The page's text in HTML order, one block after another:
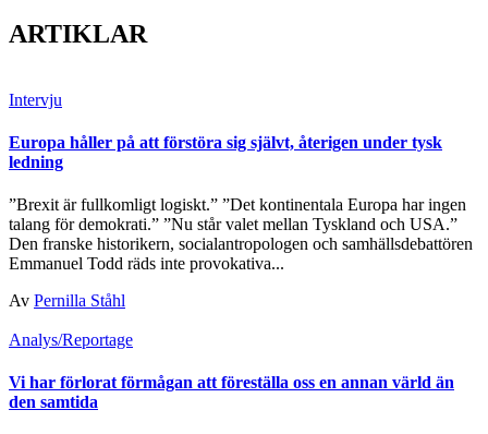
ARTIKLAR
Intervju
Europa håller på att förstöra sig självt, återigen under tysk
ledning
”Brexit är fullkomligt logiskt.” ”Det kontinentala Europa har ingen
talang för demokrati.” ”Nu står valet mellan Tyskland och USA.”
Den franske historikern, socialantropologen och samhällsdebattören
Emmanuel Todd räds inte provokativa...
Av Pernilla Ståhl
Analys/Reportage
Vi har förlorat förmågan att föreställa oss en annan värld än
den samtida